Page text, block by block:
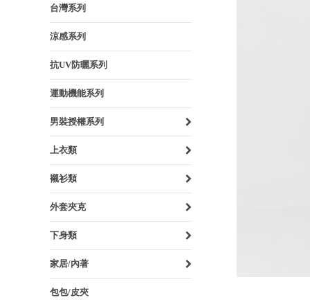
台灣系列
涼感系列
抗UV防曬系列
運動機能系列
男裝授權系列
上衣類
襯衫類
外套夾克
下身類
家居/內著
包包/皮夾